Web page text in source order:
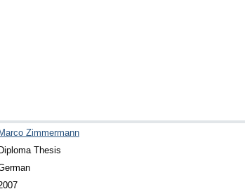
Marco Zimmermann
Diploma Thesis